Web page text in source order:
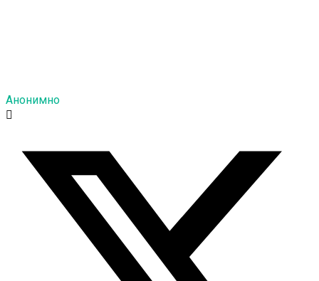
Анонимно